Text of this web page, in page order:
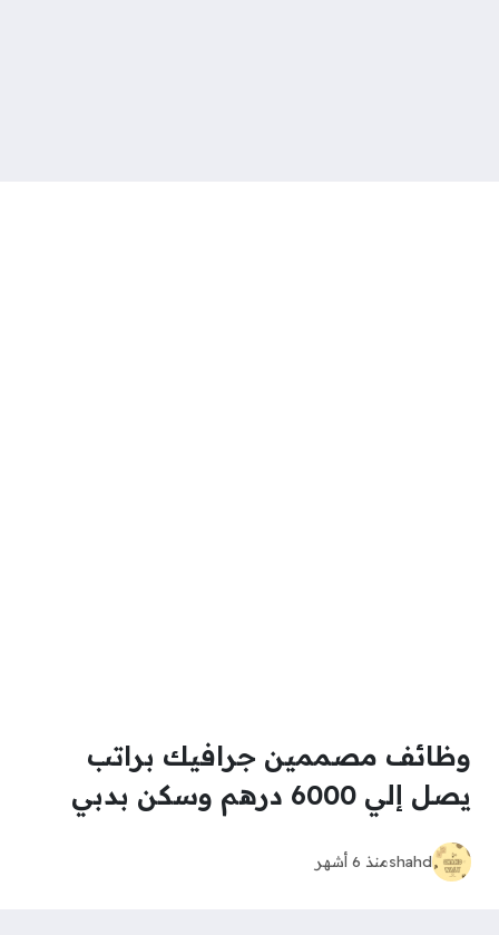
وظائف مصممين جرافيك براتب
يصل إلي 6000 درهم وسكن بدبي
shahdمنذ 6 أشهر